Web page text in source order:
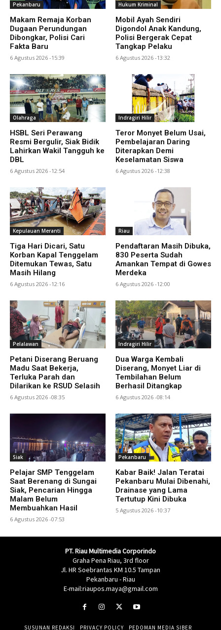
Pekanbaru
Makam Remaja Korban
Dugaan Perundungan
Dibongkar, Polisi Cari
Fakta Baru
6 Agustus 2026 -15:39
Hukum Kriminal
Mobil Ayah Sendiri
Digondol Anak Kandung,
Polisi Bergerak Cepat
Tangkap Pelaku
6 Agustus 2026 -13:32
Olahraga
HSBL Seri Perawang
Resmi Bergulir, Siak Bidik
Lahirkan Wakil Tangguh ke
DBL
6 Agustus 2026 -12:54
Indragiri Hilir
Teror Monyet Belum Usai,
Pembelajaran Daring
Diterapkan Demi
Keselamatan Siswa
6 Agustus 2026 -12:38
Kepulauan Meranti
Tiga Hari Dicari, Satu
Korban Kapal Tenggelam
Ditemukan Tewas, Satu
Masih Hilang
6 Agustus 2026 -12:16
Riau
Pendaftaran Masih Dibuka,
830 Peserta Sudah
Amankan Tempat di Gowes
Merdeka
6 Agustus 2026 -12:00
Pelalawan
Petani Diserang Beruang
Madu Saat Bekerja,
Terluka Parah dan
Dilarikan ke RSUD Selasih
6 Agustus 2026 -08:35
Indragiri Hilir
Dua Warga Kembali
Diserang, Monyet Liar di
Tembilahan Belum
Berhasil Ditangkap
6 Agustus 2026 -08:14
Siak
Pelajar SMP Tenggelam
Saat Berenang di Sungai
Siak, Pencarian Hingga
Malam Belum
Membuahkan Hasil
6 Agustus 2026 -07:53
Pekanbaru
Kabar Baik! Jalan Teratai
Pekanbaru Mulai Dibenahi,
Drainase yang Lama
Tertutup Kini Dibuka
5 Agustus 2026 -10:37
PT. Riau Multimedia Corporindo
Graha Pena Riau, 3rd floor
Jl. HR Soebrantas KM 10.5 Tampan
Pekanbaru - Riau
E-mail:riaupos.maya@gmail.com
SUSUNAN REDAKSI PRIVACY POLICY PEDOMAN MEDIA SIBER